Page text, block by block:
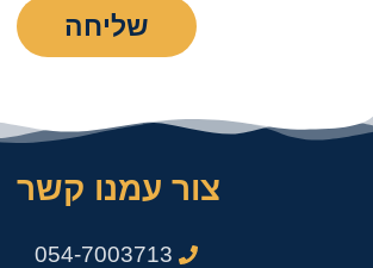
שליחה
צור עמנו קשר
054-7003713